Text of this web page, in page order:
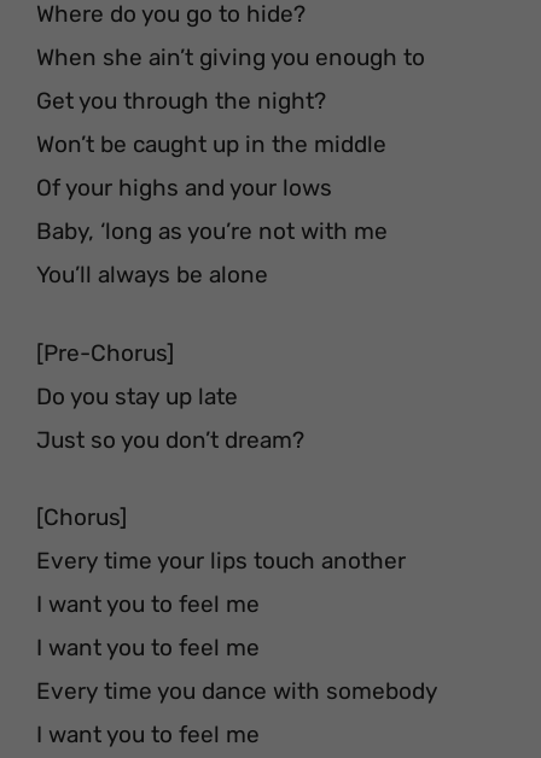
Where do you go to hide?
When she ain’t giving you enough to
Get you through the night?
Won’t be caught up in the middle
Of your highs and your lows
Baby, ‘long as you’re not with me
You’ll always be alone
[Pre-Chorus]
Do you stay up late
Just so you don’t dream?
[Chorus]
Every time your lips touch another
I want you to feel me
I want you to feel me
Every time you dance with somebody
I want you to feel me